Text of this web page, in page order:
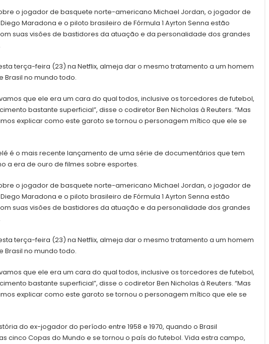
o jogador de basquete norte-americano Michael Jordan, o jogador de
Maradona e o piloto brasileiro de Fórmula 1 Ayrton Senna estão
suas visões de bastidores da atuação e da personalidade dos grandes
terça-feira (23) na Netflix, almeja dar o mesmo tratamento a um homem
Brasil no mundo todo.
que ele era um cara do qual todos, inclusive os torcedores de futebol,
bastante superficial”, disse o codiretor Ben Nicholas à Reuters. “Mas
explicar como este garoto se tornou o personagem mítico que ele se
é o mais recente lançamento de uma série de documentários que tem
a era de ouro de filmes sobre esportes.
o jogador de basquete norte-americano Michael Jordan, o jogador de
Maradona e o piloto brasileiro de Fórmula 1 Ayrton Senna estão
suas visões de bastidores da atuação e da personalidade dos grandes
terça-feira (23) na Netflix, almeja dar o mesmo tratamento a um homem
Brasil no mundo todo.
que ele era um cara do qual todos, inclusive os torcedores de futebol,
bastante superficial”, disse o codiretor Ben Nicholas à Reuters. “Mas
explicar como este garoto se tornou o personagem mítico que ele se
do ex-jogador do período entre 1958 e 1970, quando o Brasil
cinco Copas do Mundo e se tornou o país do futebol. Vida estra campo,